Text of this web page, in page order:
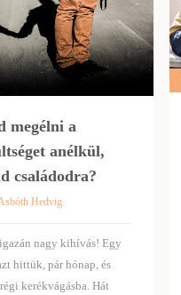
megélni a
anélkül,
családodra?
Hedvig
nagy kihívás! Egy
hittük, pár hónap, és
kerékvágásba. Hát